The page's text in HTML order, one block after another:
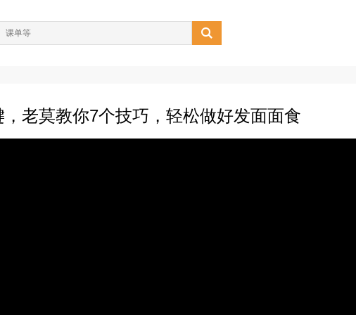

老莫教你7个技巧，轻松做好发面面食